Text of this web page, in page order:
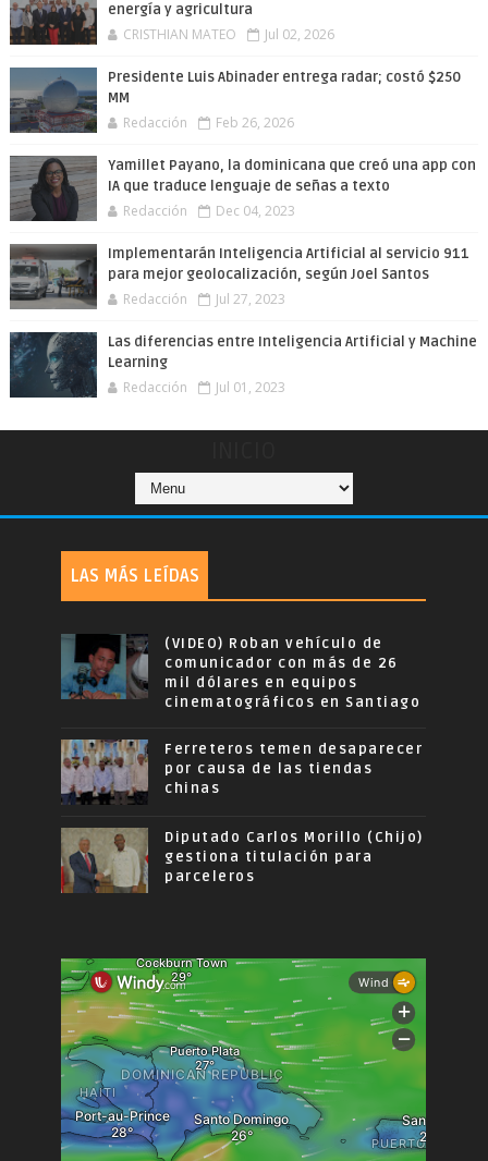
energía y agricultura
CRISTHIAN MATEO Jul 02, 2026
Presidente Luis Abinader entrega radar; costó $250
MM
Redacción Feb 26, 2026
Yamillet Payano, la dominicana que creó una app con
IA que traduce lenguaje de señas a texto
Redacción Dec 04, 2023
Implementarán Inteligencia Artificial al servicio 911
para mejor geolocalización, según Joel Santos
Redacción Jul 27, 2023
Las diferencias entre Inteligencia Artificial y Machine
Learning
Redacción Jul 01, 2023
LAS MÁS LEÍDAS
(VIDEO) Roban vehículo de
comunicador con más de 26
mil dólares en equipos
cinematográficos en Santiago
Ferreteros temen desaparecer
por causa de las tiendas
chinas
Diputado Carlos Morillo (Chijo)
gestiona titulación para
parceleros